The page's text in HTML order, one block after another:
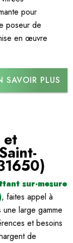
pour
poseur de
en œuvre
SAVOIR PLUS
et
sur-mesure
, faites appel à
large gamme
et besoins
de